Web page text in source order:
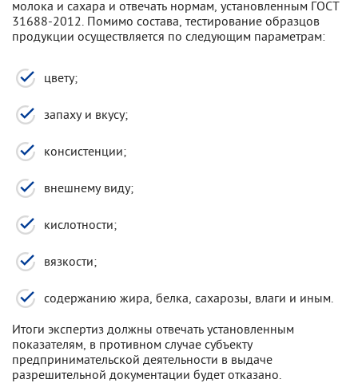
молока и сахара и отвечать нормам, установленным ГОСТ
31688-2012. Помимо состава, тестирование образцов
продукции осуществляется по следующим параметрам:
цвету;
запаху и вкусу;
консистенции;
внешнему виду;
кислотности;
вязкости;
содержанию жира, белка, сахарозы, влаги и иным.
Итоги экспертиз должны отвечать установленным
показателям, в противном случае субъекту
предпринимательской деятельности в выдаче
разрешительной документации будет отказано.